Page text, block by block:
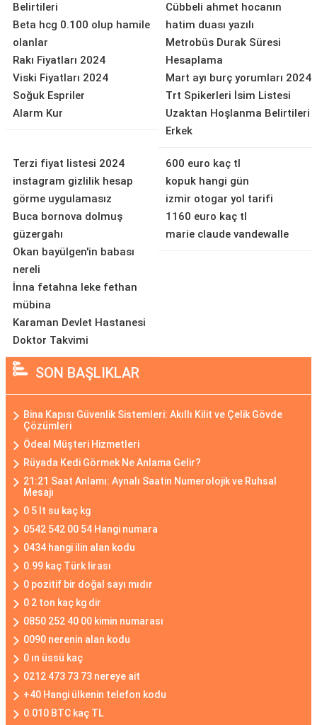
Belirtileri
Beta hcg 0.100 olup hamile
olanlar
Rakı Fiyatları 2024
Viski Fiyatları 2024
Soğuk Espriler
Alarm Kur
Cübbeli ahmet hocanın
hatim duası yazılı
Metrobüs Durak Süresi
Hesaplama
Mart ayı burç yorumları 2024
Trt Spikerleri İsim Listesi
Uzaktan Hoşlanma Belirtileri
Erkek
Terzi fiyat listesi 2024
instagram gizlilik hesap
görme uygulamasız
Buca bornova dolmuş
güzergahı
Okan bayülgen'in babası
nereli
İnna fetahna leke fethan
mübina
Karaman Devlet Hastanesi
Doktor Takvimi
600 euro kaç tl
kopuk hangi gün
izmir otogar yol tarifi
1160 euro kaç tl
marie claude vandewalle
SON BAŞLIKLAR
Bina Kapısı Güvenlik Sistemleri: Akıllı Kilit ve Çelik Gövde
Çözümleri
Ödeal Müşteri Hizmetleri
Rüyada Kedi Görmek Ne Anlama Gelir?
21:21 Saat Anlamı: Aynalı Saatin Numerolojik ve Ruhsal
Mesajı
0 5 lt su kaç kg
0542 542 00 54 Hangi numara
0434 hangi ilin alan kodu
0.99 kaç Türk lirası
0 pozitif bir doğal sayı mıdır
0 2 ton kaç kg dir
0850 252 40 00 kimin numarası
0090 nerenin alan kodu
0 ın üssü kaç
0212 473 73 73 nereye ait
+40 Hangi ülkenin telefon kodu
0.010 BTC kaç TL